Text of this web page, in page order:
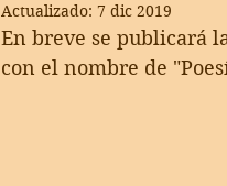
Actualizado: 7 dic 2019
En breve se publicará
con el nombre de